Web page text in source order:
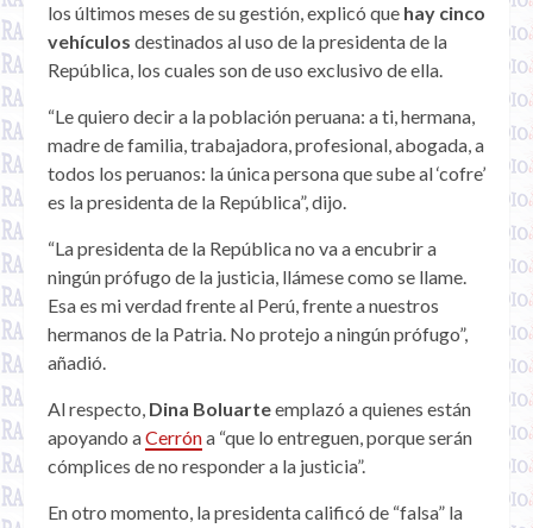
los últimos meses de su gestión, explicó que hay cinco
vehículos destinados al uso de la presidenta de la
República, los cuales son de uso exclusivo de ella.
“Le quiero decir a la población peruana: a ti, hermana,
madre de familia, trabajadora, profesional, abogada, a
todos los peruanos: la única persona que sube al ‘cofre’
es la presidenta de la República”, dijo.
“La presidenta de la República no va a encubrir a
ningún prófugo de la justicia, llámese como se llame.
Esa es mi verdad frente al Perú, frente a nuestros
hermanos de la Patria. No protejo a ningún prófugo”,
añadió.
Al respecto, Dina Boluarteemplazó a quienes están
apoyando aCerróna “que lo entreguen, porque serán
cómplices de no responder a la justicia”.
En otro momento, la presidenta calificó de “falsa” la